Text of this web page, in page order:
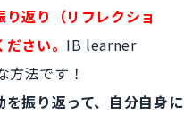
返り（リフレクショ
さい。 IB learner
法です！
振り返って、自分自身に